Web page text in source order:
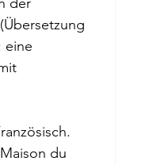
eine
du